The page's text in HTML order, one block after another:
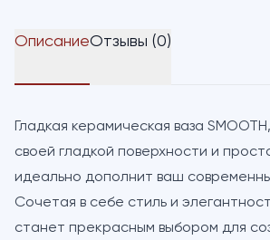
ОписаниеОтзывы (0)
Гладкая керамическая ваза
своей гладкой поверхности и
идеально дополнит ваш
Сочетая в себе стиль и
станет прекрасным выбором для